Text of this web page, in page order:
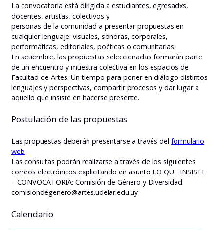
La convocatoria está dirigida a estudiantes, egresadxs,
docentes, artistas, colectivos y
personas de la comunidad a presentar propuestas en
cualquier lenguaje: visuales, sonoras, corporales,
performáticas, editoriales, poéticas o comunitarias.
En setiembre, las propuestas seleccionadas formarán parte
de un encuentro y muestra colectiva en los espacios de
Facultad de Artes. Un tiempo para poner en diálogo distintos
lenguajes y perspectivas, compartir procesos y dar lugar a
aquello que insiste en hacerse presente.
Postulación de las propuestas
Las propuestas deberán presentarse a través del formulario
web
Las consultas podrán realizarse a través de los siguientes
correos electrónicos explicitando en asunto LO QUE INSISTE
– CONVOCATORIA: Comisión de Género y Diversidad:
comisiondegenero@artes.udelar.edu.uy
Calendario